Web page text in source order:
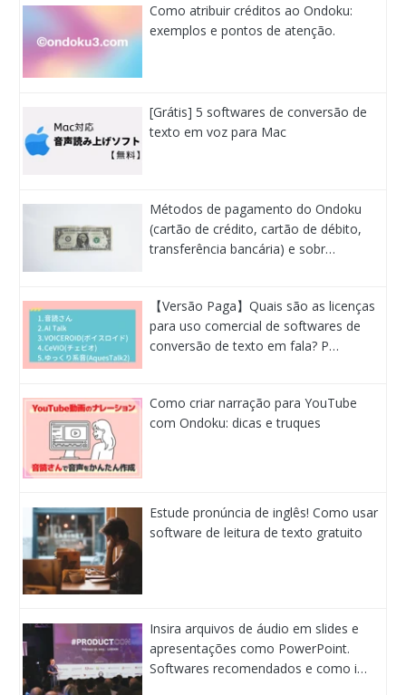
Como atribuir créditos ao Ondoku:
exemplos e pontos de atenção.
[Grátis] 5 softwares de conversão de
texto em voz para Mac
Métodos de pagamento do Ondoku
(cartão de crédito, cartão de débito,
transferência bancária) e sobr…
【Versão Paga】Quais são as licenças
para uso comercial de softwares de
conversão de texto em fala? P…
Como criar narração para YouTube
com Ondoku: dicas e truques
Estude pronúncia de inglês! Como usar
software de leitura de texto gratuito
Insira arquivos de áudio em slides e
apresentações como PowerPoint.
Softwares recomendados e como i…